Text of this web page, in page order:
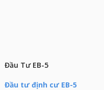
Đầu Tư EB-5
Đầu tư định cư EB-5